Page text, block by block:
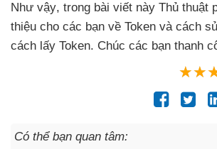
Như vậy, trong bài viết này Thủ thuật
thiệu cho các bạn về Token và cách
cách lấy Token. Chúc các bạn thanh
Có thể bạn quan tâm: